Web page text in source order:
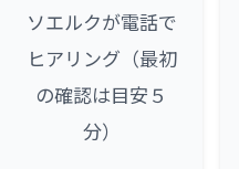
ソエルクが電話で
ヒアリング（最初
の確認は目安５
分）